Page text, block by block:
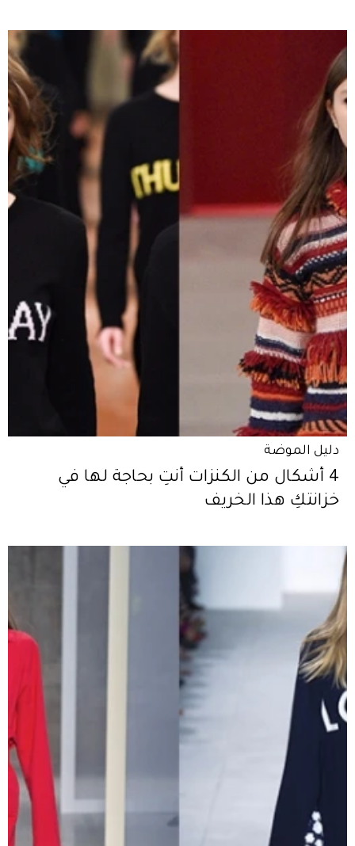
دليل الموضة
4 أشكال من الكنزات أنتِ بحاجة لها في
خزانتكِ هذا الخريف